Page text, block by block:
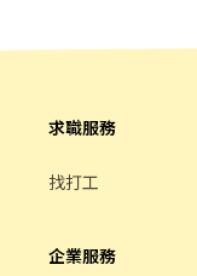
求職服務
找打工
企業服務